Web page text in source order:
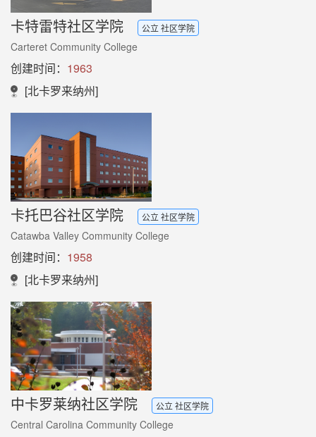
卡特雷特社区学院 公立 社区学院
Carteret Community College
创建时间： 1963
[北卡罗来纳州]
卡托巴谷社区学院 公立 社区学院
Catawba Valley Community College
创建时间： 1958
[北卡罗来纳州]
中卡罗莱纳社区学院 公立 社区学院
Central Carolina Community College